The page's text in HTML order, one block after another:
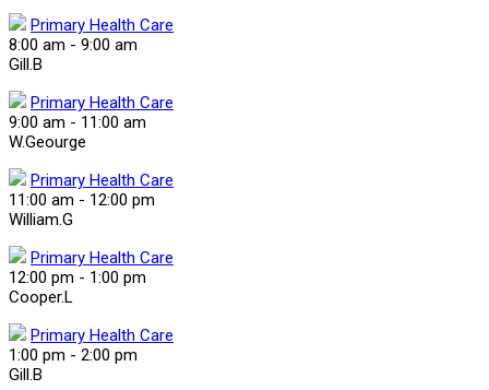
Primary Health Care
8:00 am - 9:00 am
Gill.B
Primary Health Care
9:00 am - 11:00 am
W.Geourge
Primary Health Care
11:00 am - 12:00 pm
William.G
Primary Health Care
12:00 pm - 1:00 pm
Cooper.L
Primary Health Care
1:00 pm - 2:00 pm
Gill.B